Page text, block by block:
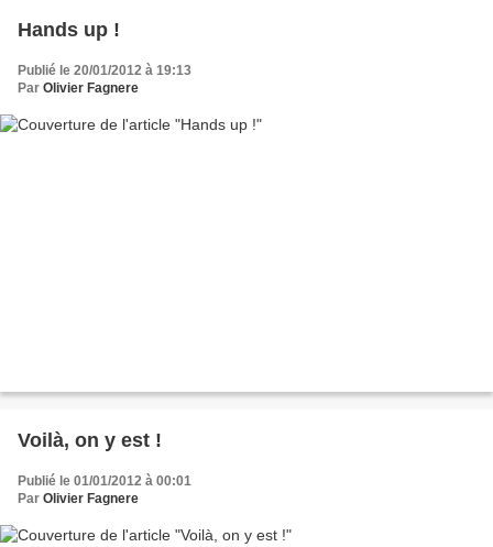
Hands up !
Publié le 20/01/2012 à 19:13
Par Olivier Fagnere
Voilà, on y est !
Publié le 01/01/2012 à 00:01
Par Olivier Fagnere